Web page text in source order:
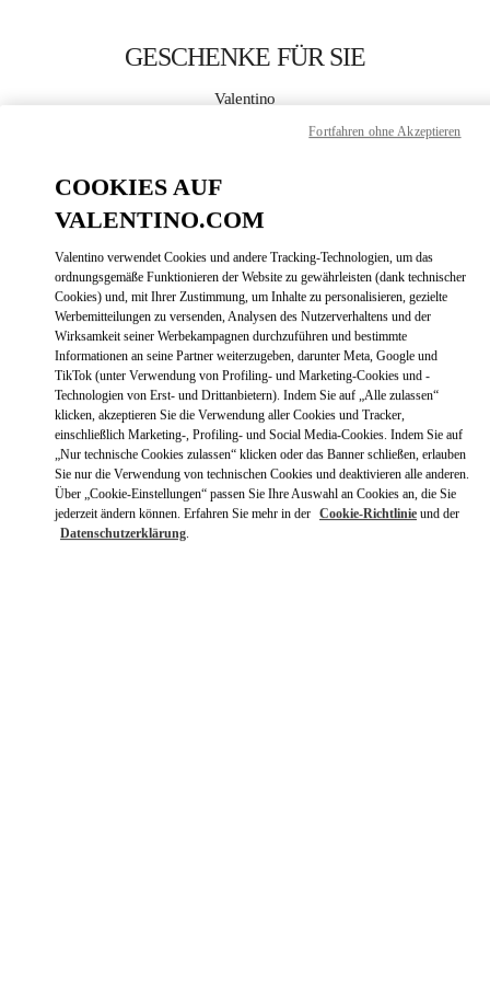
GESCHENKE FÜR SIE
Valentino
JETZT ANRUFEN
ZUR WEGBESCHREIBUNGLINK
Link Opens in New Tab
COOKIES AUF
VALENTINO.COM
Valentino verwendet Cookies und andere Tracking-Technologien, um das
ordnungsgemäße Funktionieren der Website zu gewährleisten (dank technischer
Cookies) und, mit Ihrer Zustimmung, um Inhalte zu personalisieren, gezielte
Werbemitteilungen zu versenden, Analysen des Nutzerverhaltens und der
Wirksamkeit seiner Werbekampagnen durchzuführen und bestimmte
Informationen an seine Partner weiterzugeben, darunter Meta, Google und
TikTok (unter Verwendung von Profiling- und Marketing-Cookies und -
Technologien von Erst- und Drittanbietern). Indem Sie auf „Alle zulassen“
klicken, akzeptieren Sie die Verwendung aller Cookies und Tracker,
einschließlich Marketing-, Profiling- und Social Media-Cookies. Indem Sie auf
„Nur technische Cookies zulassen“ klicken oder das Banner schließen, erlauben
Sie nur die Verwendung von technischen Cookies und deaktivieren alle anderen.
Über „Cookie-Einstellungen“ passen Sie Ihre Auswahl an Cookies an, die Sie
jederzeit ändern können. Erfahren Sie mehr in der Cookie-Richtlinie und der
Datenschutzerklärung.
Fortfahren ohne Akzeptieren